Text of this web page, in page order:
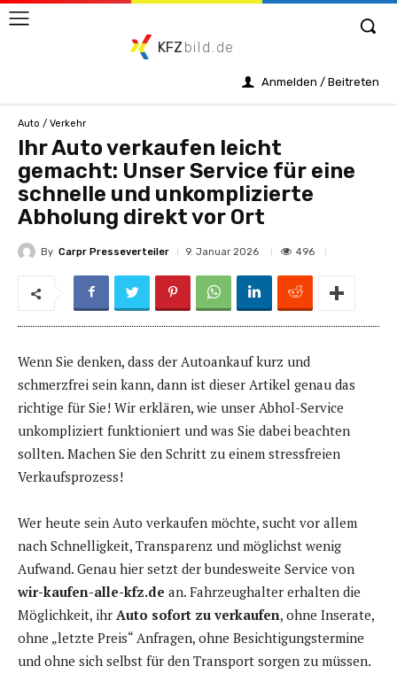
KFZ bild.de
Anmelden / Beitreten
Auto / Verkehr
Ihr Auto verkaufen leicht
gemacht: Unser Service für eine
schnelle und unkomplizierte
Abholung direkt vor Ort
By Carpr Presseverteiler 9. Januar 2026 496
Wenn Sie denken, dass der Autoankauf kurz und
schmerzfrei sein kann, dann ist dieser Artikel genau das
richtige für Sie! Wir erklären, wie unser Abhol-Service
unkompliziert funktioniert und was Sie dabei beachten
sollten. Machen Sie den Schritt zu einem stressfreien
Verkaufsprozess!
Wer heute sein Auto verkaufen möchte, sucht vor allem
nach Schnelligkeit, Transparenz und möglichst wenig
Aufwand. Genau hier setzt der bundesweite Service von
wir-kaufen-alle-kfz.de an. Fahrzeughalter erhalten die
Möglichkeit, ihr Auto sofort zu verkaufen, ohne Inserate,
ohne „letzte Preis“ Anfragen, ohne Besichtigungstermine
und ohne sich selbst für den Transport sorgen zu müssen.